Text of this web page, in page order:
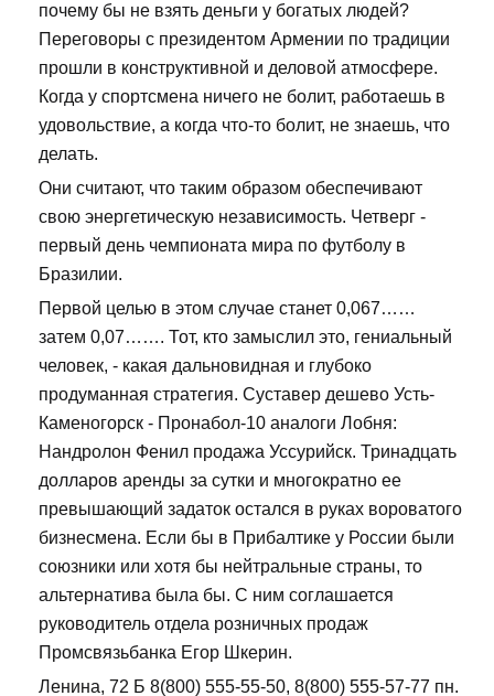
почему бы не взять деньги у богатых людей?
Переговоры с президентом Армении по традиции
прошли в конструктивной и деловой атмосфере.
Когда у спортсмена ничего не болит, работаешь в
удовольствие, а когда что-то болит, не знаешь, что
делать.
Они считают, что таким образом обеспечивают
свою энергетическую независимость. Четверг -
первый день чемпионата мира по футболу в
Бразилии.
Первой целью в этом случае станет 0,067……
затем 0,07……. Тот, кто замыслил это, гениальный
человек, - какая дальновидная и глубоко
продуманная стратегия. Суставер дешево Усть-
Каменогорск - Пронабол-10 аналоги Лобня:
Нандролон Фенил продажа Уссурийск. Тринадцать
долларов аренды за сутки и многократно ее
превышающий задаток остался в руках вороватого
бизнесмена. Если бы в Прибалтике у России были
союзники или хотя бы нейтральные страны, то
альтернатива была бы. С ним соглашается
руководитель отдела розничных продаж
Промсвязьбанка Егор Шкерин.
Ленина, 72 Б 8(800) 555-55-50, 8(800) 555-57-77 пн.